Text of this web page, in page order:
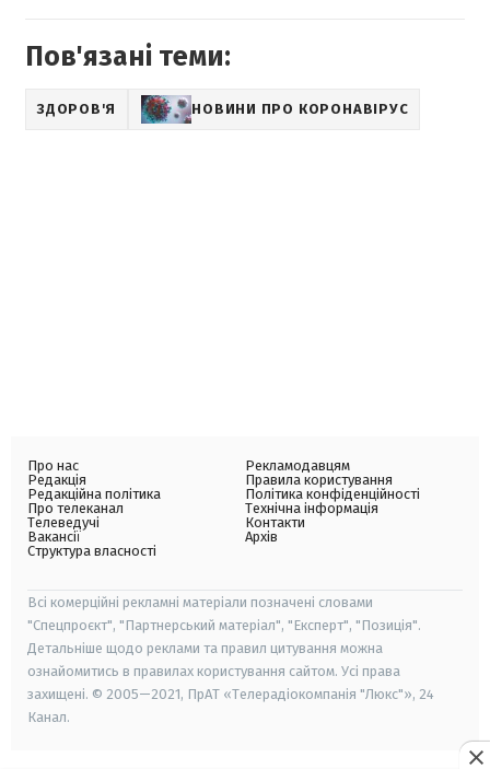
Пов'язані теми:
ЗДОРОВ'Я НОВИНИ ПРО КОРОНАВІРУС
Про нас
Редакція
Редакційна політика
Про телеканал
Телеведучі
Вакансії
Структура власності
Рекламодавцям
Правила користування
Політика конфіденційності
Технічна інформація
Контакти
Архів
Всі комерційні рекламні матеріали позначені словами
"Спецпроєкт", "Партнерський матеріал", "Експерт", "Позиція".
Детальніше щодо реклами та правил цитування можна
ознайомитись в правилах користування сайтом. Усі права
захищені. © 2005—2021, ПрАТ «Телерадіокомпанія "Люкс"», 24
Канал.